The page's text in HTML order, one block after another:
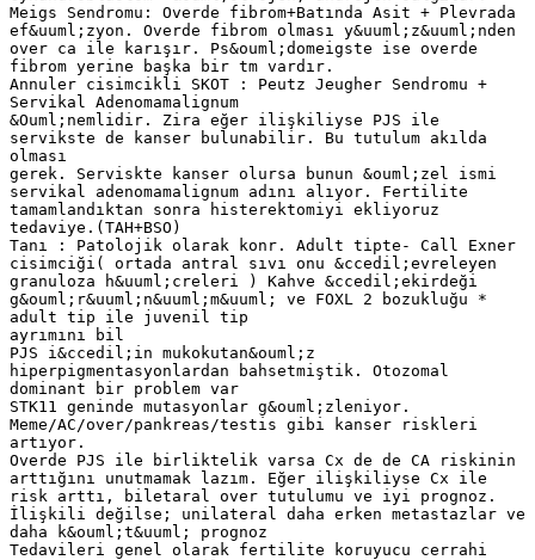
Meigs Sendromu: Overde fibrom+Batında Asit + Plevrada
ef&uuml;zyon. Overde fibrom olması y&uuml;z&uuml;nden
over ca ile karışır. Ps&ouml;domeigste ise overde
fibrom yerine başka bir tm vardır.
Annuler cisimcikli SKOT : Peutz Jeugher Sendromu +
Servikal Adenomamalignum
&Ouml;nemlidir. Zira eğer ilişkiliyse PJS ile
servikste de kanser bulunabilir. Bu tutulum akılda
olması
gerek. Serviskte kanser olursa bunun &ouml;zel ismi
servikal adenomamalignum adını alıyor. Fertilite
tamamlandıktan sonra histerektomiyi ekliyoruz
tedaviye.(TAH+BSO)
Tanı : Patolojik olarak konr. Adult tipte- Call Exner
cisimciği( ortada antral sıvı onu &ccedil;evreleyen
granuloza h&uuml;creleri ) Kahve &ccedil;ekirdeği
g&ouml;r&uuml;n&uuml;m&uuml; ve FOXL 2 bozukluğu *
adult tip ile juvenil tip
ayrımını bil
PJS i&ccedil;in mukokutan&ouml;z
hiperpigmentasyonlardan bahsetmiştik. Otozomal
dominant bir problem var
STK11 geninde mutasyonlar g&ouml;zleniyor.
Meme/AC/over/pankreas/testis gibi kanser riskleri
artıyor.
Overde PJS ile birliktelik varsa Cx de de CA riskinin
arttığını unutmamak lazım. Eğer ilişkiliyse Cx ile
risk arttı, biletaral over tutulumu ve iyi prognoz.
İlişkili değilse; unilateral daha erken metastazlar ve
daha k&ouml;t&uuml; prognoz
Tedavileri genel olarak fertilite koruyucu cerrahi